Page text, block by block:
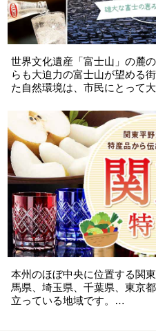
「新しいお届け先を設定する
をご登録ください。
※変更がない場合、寄附者様
なお配送日は自治体により異
をご確認ください。
世界文化遺産「富士山」の麓
らも大迫力の富士山が望める
た自然環境は、市民にとって
した、飲料水や寝具・1,000
る特産品をお届しています！
本州のほぼ中央に位置する関
馬県、埼玉県、千葉県、東京
立っている地域です。